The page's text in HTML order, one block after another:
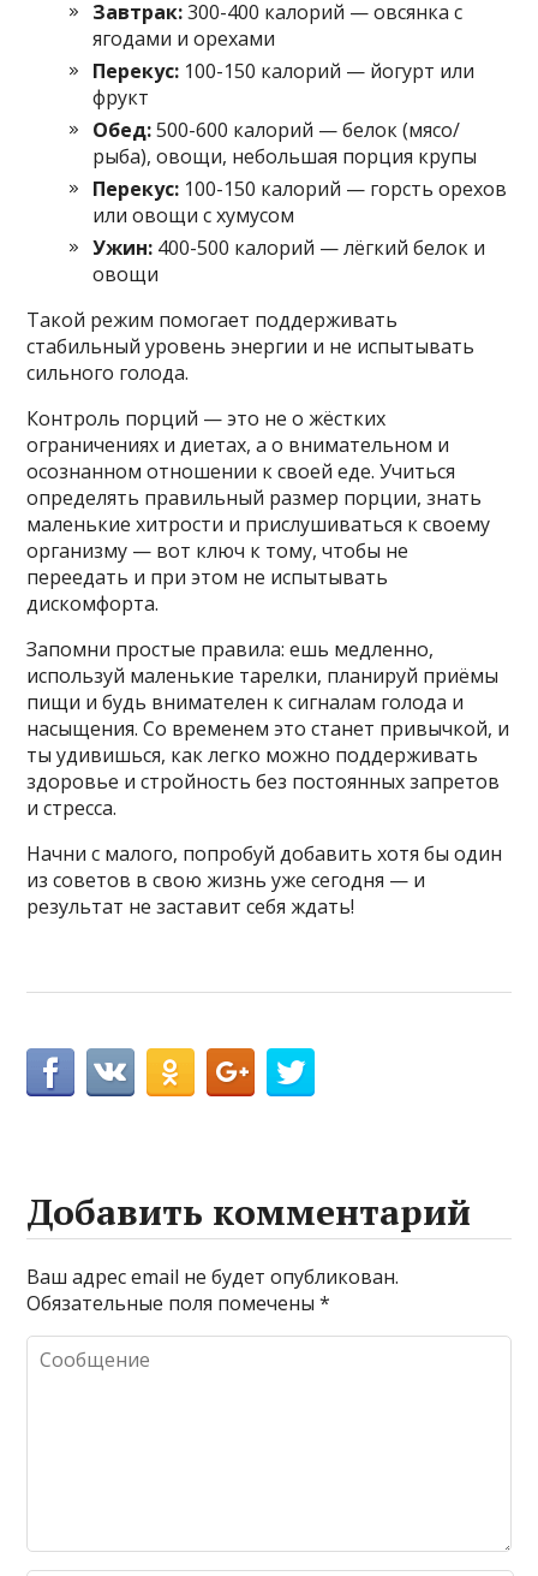
Завтрак:300-400 калорий — овсянка с
ягодами и орехами
Перекус: 100-150 калорий — йогурт или
фрукт
Обед:500-600 калорий — белок (мясо/
рыба), овощи, небольшая порция крупы
Перекус: 100-150 калорий — горсть орехов
или овощи с хумусом
Ужин: 400-500 калорий — лёгкий белок и
овощи
Такой режим помогает поддерживать
стабильный уровень энергии и не испытывать
сильного голода.
Контроль порций — это не о жёстких
ограничениях и диетах, а о внимательном и
осознанном отношении к своей еде. Учиться
определять правильный размер порции, знать
маленькие хитрости и прислушиваться к своему
организму — вот ключ к тому, чтобы не
переедать и при этом не испытывать
дискомфорта.
Запомни простые правила: ешь медленно,
используй маленькие тарелки, планируй приёмы
пищи и будь внимателен к сигналам голода и
насыщения. Со временем это станет привычкой, и
ты удивишься, как легко можно поддерживать
здоровье и стройность без постоянных запретов
и стресса.
Начни с малого, попробуй добавить хотя бы один
из советов в свою жизнь уже сегодня — и
результат не заставит себя ждать!
Добавить комментарий
Ваш адрес email не будет опубликован.
Обязательные поля помечены*